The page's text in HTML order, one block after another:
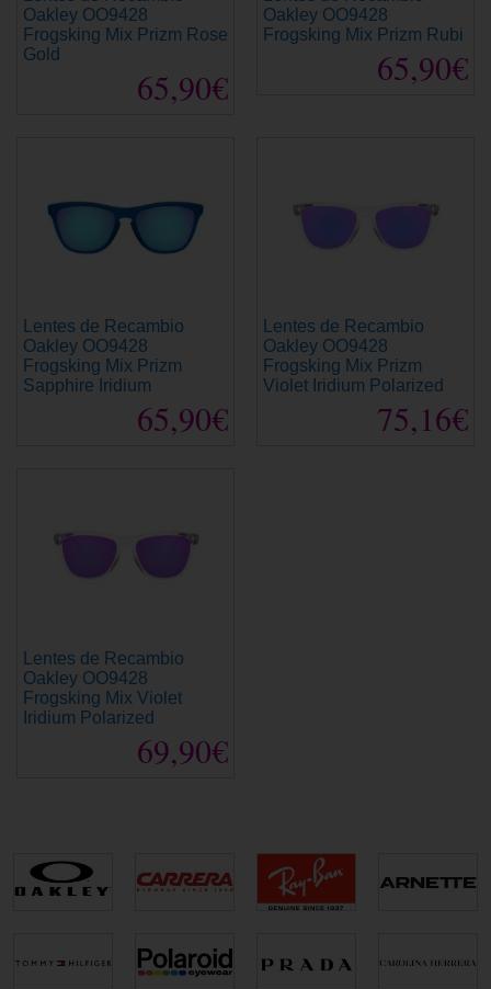
Oakley OO9428
Frogsking Mix Prizm Rose
Gold
65,90€
Oakley OO9428
Frogsking Mix Prizm Rubi
65,90€
Lentes de Recambio
Oakley OO9428
Frogsking Mix Prizm
Sapphire Iridium
65,90€
Lentes de Recambio
Oakley OO9428
Frogsking Mix Prizm
Violet Iridium Polarized
75,16€
Lentes de Recambio
Oakley OO9428
Frogsking Mix Violet
Iridium Polarized
69,90€